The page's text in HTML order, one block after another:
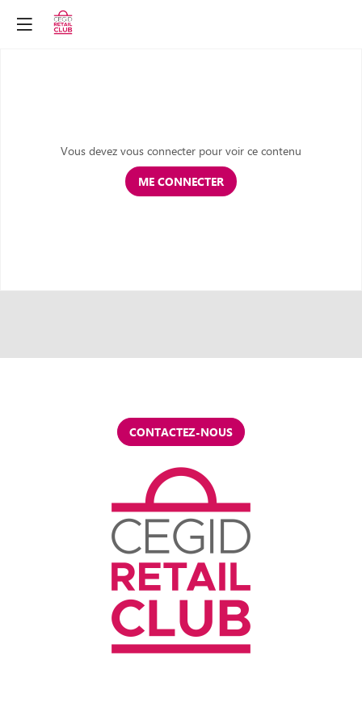
Vous devez vous connecter pour voir ce contenu
ME CONNECTER
CONTACTEZ-NOUS